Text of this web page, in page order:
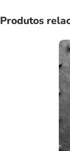
Produtos